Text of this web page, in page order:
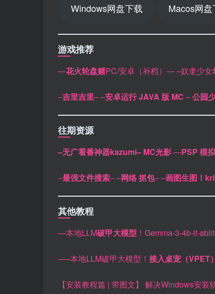
Windows网盘下载 Macos网盘
游戏推荐
—花火轮盘赌PC/安卓（补档）—–奴隶少女
–吉里吉里––安卓运行 JAVA 版 MC –公园
往期资源
–无广看番神器kazumi– MC光影—PSP 模
–最强文件搜索––网络 抓包––画图生图！
其他教程
—本地LLM破甲大模型 ！Gemma-3-4b-it-
—–本地LLM破甲大模型！ 接入桌宠（VPET
【安装教程篇 | 带图文】 解决Windows安